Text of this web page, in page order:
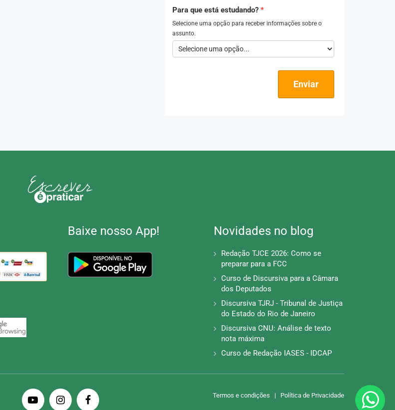
Para que está estudando?
Selecione uma opção para receber informações sobre o
assunto.
Enviar
Baixe nosso App! Novidades no blog
Redação TJCE 2026: Como se
preparar para a FCC
Curso de Discursiva para a Câmara
dos Deputados
Discursiva TJRJ - Tribunal de Justiça
do Estado do Rio de Janeiro
Discursiva CNU: Análise de texto
nota máxima
Curso de Redação IASES - IDCAP
Termos e condições | Política de Privacidade